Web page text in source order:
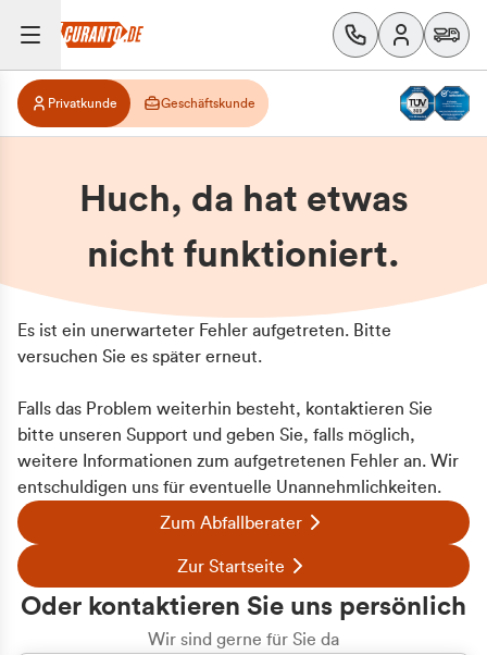
Privatkunde Geschäftskunde
Huch, da hat etwas
nicht funktioniert.
Es ist ein unerwarteter Fehler aufgetreten. Bitte
versuchen Sie es später erneut.
Falls das Problem weiterhin besteht, kontaktieren Sie
bitte unseren Support und geben Sie, falls möglich,
weitere Informationen zum aufgetretenen Fehler an. Wir
entschuldigen uns für eventuelle Unannehmlichkeiten.
Zum Abfallberater
Zur Startseite
Oder kontaktieren Sie uns persönlich
Wir sind gerne für Sie da